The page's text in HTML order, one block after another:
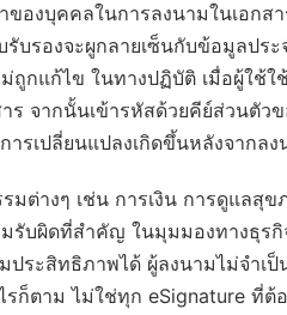
ของบุคคลในการลงนามในเอก
บรองจะผูกลายเซ็นกับข้อมูลปร
ถูกแก้ไข ในทางปฏิบัติ เมื่อผู้ใช้
ร จากนั้นเข้ารหัสด้วยคีย์ส่วนตั
รเปลี่ยนแปลงเกิดขึ้นหลังจากลง
ต่างๆ เช่น การเงิน การดูแลสุ
รับผิดที่สำคัญ ในมุมมองทางธุร
ประสิทธิภาพได้ ผู้ลงนามไม่จำเ
ก็ตาม ไม่ใช่ทุก eSignature ที่ต้